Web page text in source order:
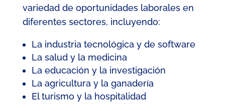
variedad de oportunidades laborales en
diferentes sectores, incluyendo:
La industria tecnológica y de software
La salud y la medicina
La educación y la investigación
La agricultura y la ganadería
El turismo y la hospitalidad